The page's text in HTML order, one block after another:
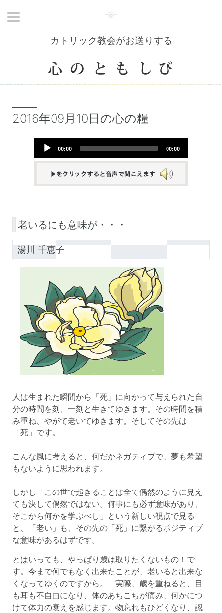
カトリック教会がお送りする
2016年09月10日の心の糧
Audio
00:00 00:00
老いるにも意味が・・・
湯川 千恵子
人は生まれた瞬間から「死」に向かって与えられた自
分の時間を刻、一刻と生きてゆきます。その時間を積
み重ね、やがて老いてゆきます。そしてその先は
「死」です。
こんな風に考えると、何だかネガティブで、夢も希望
もないように思われます。
しかし「この世で起きることは全て偶然のように見え
ても決して偶然ではない。何事にも必ず意味があり、
そこから何かを学ぶべし」という新しい視点で見る
と、「老い」も、その先の「死」に繋がるポジティブ
な意味があるはずです。
とはいっても、やっぱり歳は取りたくないもの！で
す。今まで何でもなく出来たことが、老いると出来な
くなってゆくのですから。 実際、歳を重ねると、目
も耳も不自由になり、体のあちこちが痛み、何かにつ
けて体力の衰えを感じます。物忘れもひどくなり、認